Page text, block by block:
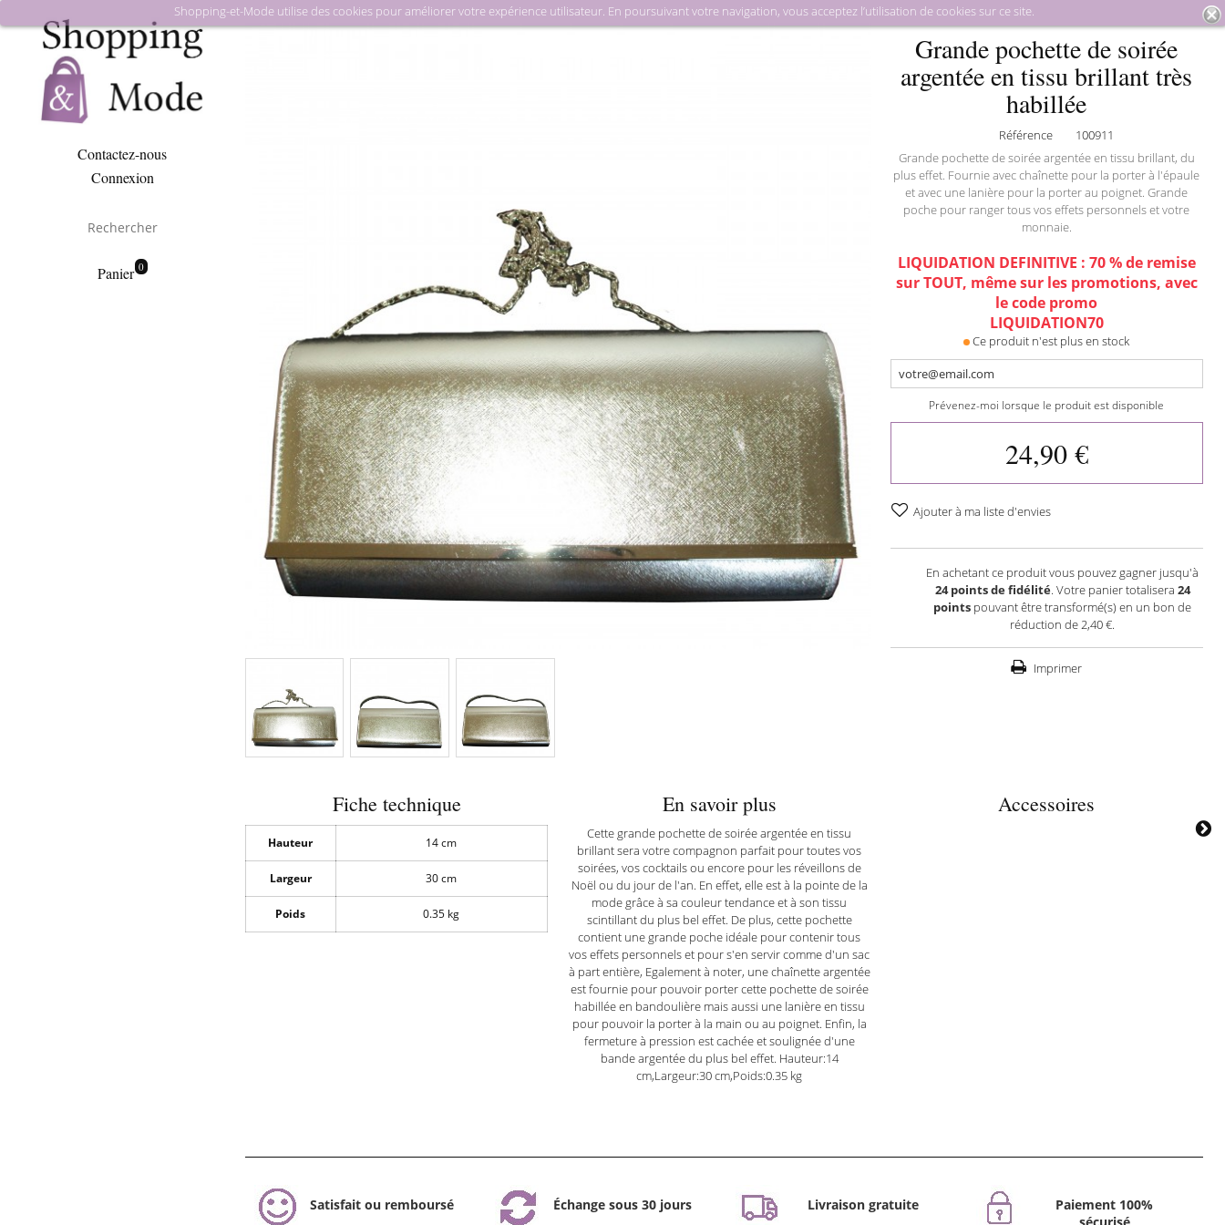
Contactez-nous
Connexion
Panier 0
Shopping-et-Mode utilise des cookies pour améliorer votre expérience utilisateur. En poursuivant votre navigation, vous acceptez l’utilisation de cookies sur ce site.
argentée en tissu brillant très habillée
Grande pochette de soirée
argentée en tissu brillant très
habillée
Référence
100911
Grande pochette de soirée argentée en tissu brillant, du
plus effet. Fournie avec chaînette pour la porter à l'épaule
et avec une lanière pour la porter au poignet. Grande
poche pour ranger tous vos effets personnels et votre
monnaie.
LIQUIDATION DEFINITIVE : 70 % de remise
sur TOUT, même sur les promotions, avec
le code promo
LIQUIDATION70
Ce produit n'est plus en stock
Prévenez-moi lorsque le produit est disponible
24,90 €
Ajouter à ma liste d'envies
En achetant ce produit vous pouvez gagner jusqu'à
24points de fidélité. Votre panier totalisera 24
points pouvant être transformé(s) en un bon de
réduction de2,40 €.
Imprimer
Fiche technique
Hauteur 14 cm
Largeur 30 cm
Poids 0.35 kg
En savoir plus
Cette grande pochette de soirée argentée en tissu
brillant sera votre compagnon parfait pour toutes vos
soirées, vos cocktails ou encore pour les réveillons de
Noël ou du jour de l'an. En effet, elle est à la pointe de la
mode grâce à sa couleur tendance et à son tissu
scintillant du plus bel effet. De plus, cette pochette
contient une grande poche idéale pour contenir tous
vos effets personnels et pour s'en servir comme d'un sac
à part entière, Egalement à noter, une chaînette argentée
est fournie pour pouvoir porter cette pochette de soirée
habillée en bandoulière mais aussi une lanière en tissu
pour pouvoir la porter à la main ou au poignet. Enfin, la
fermeture à pression est cachée et soulignée d'une
bande argentée du plus bel effet. Hauteur:14
cm,Largeur:30 cm,Poids:0.35 kg
Accessoires
Satisfait ou remboursé Échange sous 30 jours Livraison gratuite
Paiement 100%